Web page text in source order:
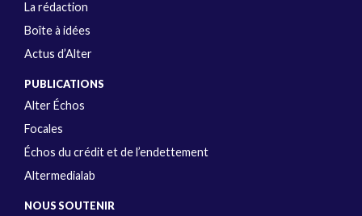
La rédaction
Boîte à idées
Actus d’Alter
PUBLICATIONS
Alter Échos
Focales
Échos du crédit et de l’endettement
Altermedialab
NOUS SOUTENIR